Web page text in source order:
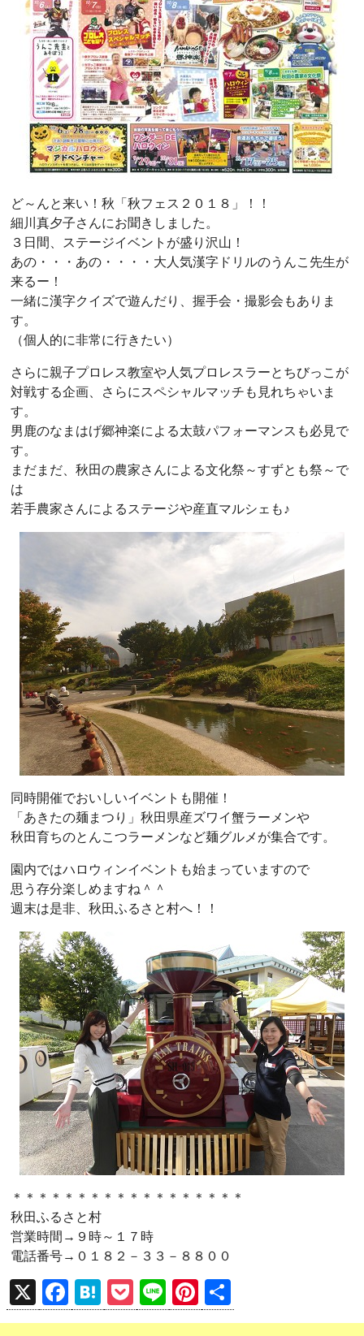
ど～んと来い！秋「秋フェス２０１８」！！
細川真夕子さんにお聞きしました。
３日間、ステージイベントが盛り沢山！
あの・・・あの・・・・大人気漢字ドリルのうんこ先生が
来るー！
一緒に漢字クイズで遊んだり、握手会・撮影会もありま
す。
（個人的に非常に行きたい）
さらに親子プロレス教室や人気プロレスラーとちびっこが
対戦する企画、さらにスペシャルマッチも見れちゃいま
す。
男鹿のなまはげ郷神楽による太鼓パフォーマンスも必見で
す。
まだまだ、秋田の農家さんによる文化祭～すずとも祭～で
は
若手農家さんによるステージや産直マルシェも♪
同時開催でおいしいイベントも開催！
「あきたの麺まつり」秋田県産ズワイ蟹ラーメンや
秋田育ちのとんこつラーメンなど麺グルメが集合です。
園内ではハロウィンイベントも始まっていますので
思う存分楽しめますね＾＾
週末は是非、秋田ふるさと村へ！！
＊＊＊＊＊＊＊＊＊＊＊＊＊＊＊＊＊＊
秋田ふるさと村
営業時間→９時～１７時
電話番号→０１８２－３３－８８００
X
F
a
H
at
P
o
Li
n
Pi
nt 有